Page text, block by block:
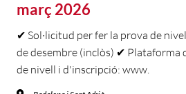
març 2026
✔ Sol·licitud per fer la prova de
de desembre (inclòs) ✔ Plataforma
de nivell i d'inscripció: www.